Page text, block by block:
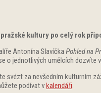
kultury po celý rok
Antonína SlavíčkaPohled na
o jednotlivých umělcích
svézt za nevšedním
podívat vkalendáři.